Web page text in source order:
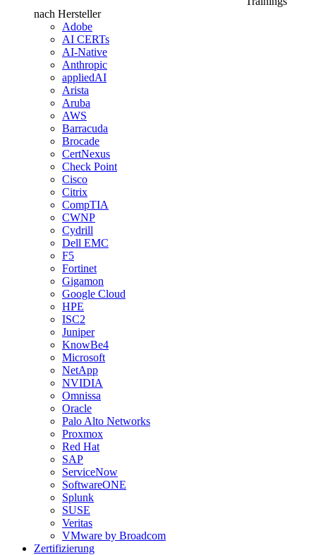
nach Hersteller
Adobe
AI CERTs
AI-Native
Anthropic
appliedAI
Arista
Aruba
AWS
Barracuda
Brocade
CertNexus
Check Point
Cisco
Citrix
CompTIA
CWNP
Cydrill
Dell EMC
F5
Fortinet
Gigamon
Google Cloud
HPE
ISC2
Juniper
KnowBe4
Microsoft
NetApp
NVIDIA
Omnissa
Oracle
Palo Alto Networks
Proxmox
Red Hat
SAP
ServiceNow
SoftwareONE
Splunk
SUSE
Veritas
VMware by Broadcom
Zertifizierung